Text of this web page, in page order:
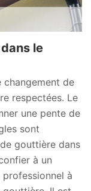
le
changement de
respectées. Le
une pente de
sont
gouttière dans
à un
à